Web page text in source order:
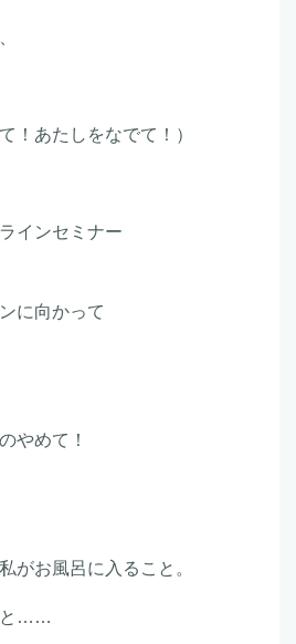
！あたしをなでて！）
インセミナー
に向かって
やめて！
がお風呂に入ること。
と……